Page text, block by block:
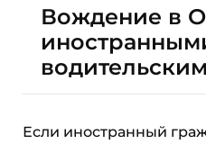
Вождение в
Если иностранный